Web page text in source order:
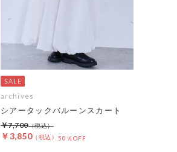
archives
シアータックバルーンスカート
￥3,850 50％OFF
￥7,700